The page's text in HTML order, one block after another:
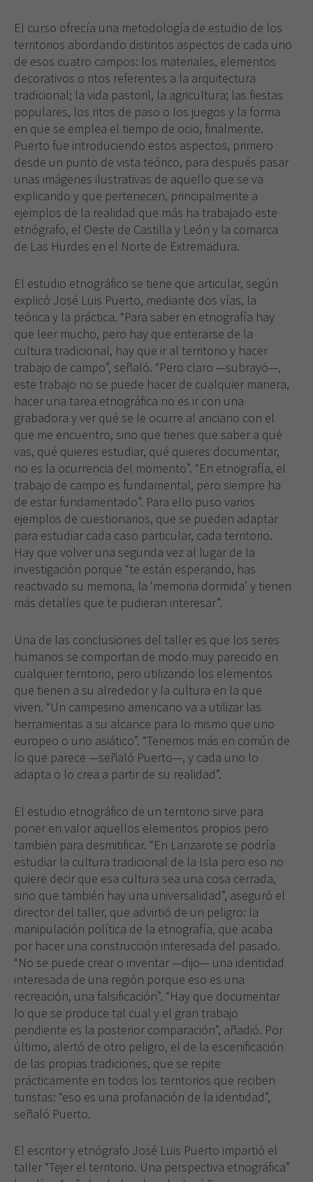
El curso ofrecía una metodología de estudio de los
territorios abordando distintos aspectos de cada uno
de esos cuatro campos: los materiales, elementos
decorativos o ritos referentes a la arquitectura
tradicional; la vida pastoril, la agricultura; las fiestas
populares, los ritos de paso o los juegos y la forma
en que se emplea el tiempo de ocio, finalmente.
Puerto fue introduciendo estos aspectos, primero
desde un punto de vista teórico, para después pasar
unas imágenes ilustrativas de aquello que se va
explicando y que pertenecen, principalmente a
ejemplos de la realidad que más ha trabajado este
etnógrafo, el Oeste de Castilla y León y la comarca
de Las Hurdes en el Norte de Extremadura.
El estudio etnográfico se tiene que articular, según
explicó José Luis Puerto, mediante dos vías, la
teórica y la práctica. “Para saber en etnografía hay
que leer mucho, pero hay que enterarse de la
cultura tradicional, hay que ir al territorio y hacer
trabajo de campo”, señaló. “Pero claro —subrayó—,
este trabajo no se puede hacer de cualquier manera,
hacer una tarea etnográfica no es ir con una
grabadora y ver qué se le ocurre al anciano con el
que me encuentro, sino que tienes que saber a qué
vas, qué quieres estudiar, qué quieres documentar,
no es la ocurrencia del momento”. “En etnografía, el
trabajo de campo es fundamental, pero siempre ha
de estar fundamentado”. Para ello puso varios
ejemplos de cuestionarios, que se pueden adaptar
para estudiar cada caso particular, cada territorio.
Hay que volver una segunda vez al lugar de la
investigación porque “te están esperando, has
reactivado su memoria, la ‘memoria dormida’ y tienen
más detalles que te pudieran interesar”.
Una de las conclusiones del taller es que los seres
humanos se comportan de modo muy parecido en
cualquier territorio, pero utilizando los elementos
que tienen a su alrededor y la cultura en la que
viven. “Un campesino americano va a utilizar las
herramientas a su alcance para lo mismo que uno
europeo o uno asiático”. “Tenemos más en común de
lo que parece —señaló Puerto—, y cada uno lo
adapta o lo crea a partir de su realidad”.
El estudio etnográfico de un territorio sirve para
poner en valor aquellos elementos propios pero
también para desmitificar. “En Lanzarote se podría
estudiar la cultura tradicional de la Isla pero eso no
quiere decir que esa cultura sea una cosa cerrada,
sino que también hay una universalidad”, aseguró el
director del taller, que advirtió de un peligro: la
manipulación política de la etnografía, que acaba
por hacer una construcción interesada del pasado.
“No se puede crear o inventar —dijo— una identidad
interesada de una región porque eso es una
recreación, una falsificación”. “Hay que documentar
lo que se produce tal cual y el gran trabajo
pendiente es la posterior comparación”, añadió. Por
último, alertó de otro peligro, el de la escenificación
de las propias tradiciones, que se repite
prácticamente en todos los territorios que reciben
turistas: “eso es una profanación de la identidad”,
señaló Puerto.
El escritor y etnógrafo José Luis Puerto impartió el
taller “Tejer el territorio. Una perspectiva etnográfica”